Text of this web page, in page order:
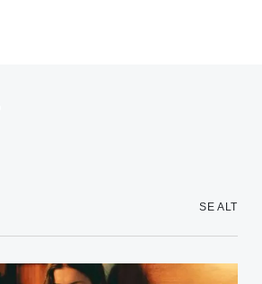
SE ALT